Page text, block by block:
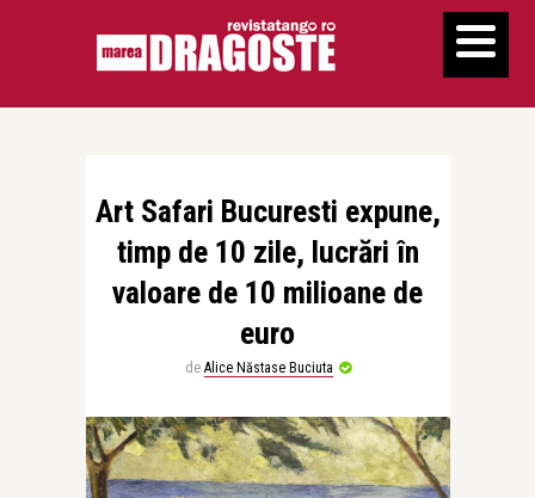
Art Safari Bucuresti expune,
timp de 10 zile, lucrări în
valoare de 10 milioane de
euro
de Alice Năstase Buciuta